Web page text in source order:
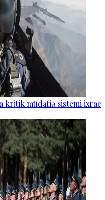
kritik müdafiə sistemi ixrac